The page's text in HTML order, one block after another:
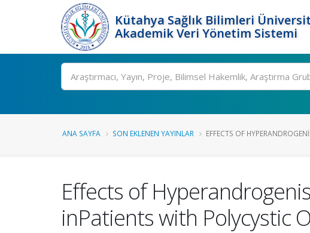
Kütahya Sağlık Bilimleri
Akademik Veri Yönetim Sistemi
Ara
ANA SAYFA SON EKLENEN YAYINLAR EFFECTS OF
Effects of
inPatients with Polycystic